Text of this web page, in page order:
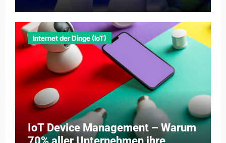
Internet der Dinge (IoT)
IoT Device Management – Warum